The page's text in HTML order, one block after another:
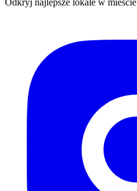
Odkryj najlepsze lokale w mieście